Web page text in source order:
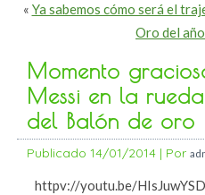
« Ya sabemos cómo será el
Oro del
Momento
Messi en la
del Balón de oro
Publicado 14/01/2014 | Por
httpv://youtu.be/